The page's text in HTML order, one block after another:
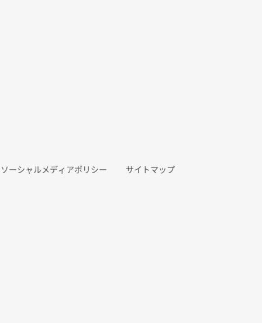
ソーシャルメディアポリシー サイトマップ